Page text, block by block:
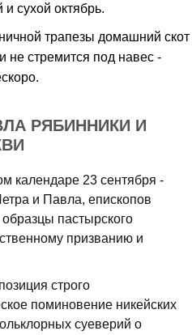
сухой октябрь.
трапезы домашний скот
не стремится под навес -
РЯБИННИКИ И
календаре 23 сентября -
и Павла, епископов
пастырского
призванию и
строго
поминовение никейских
суеверий о